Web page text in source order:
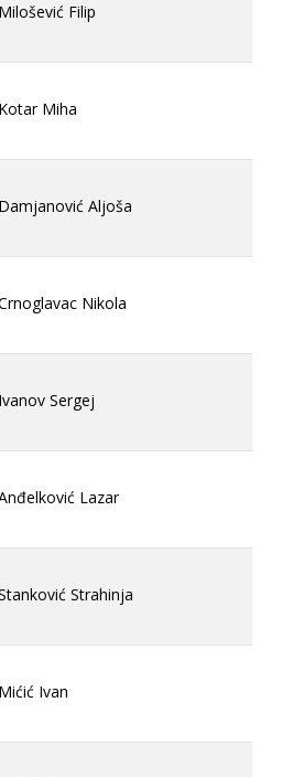
Milošević Filip
Kotar Miha
Damjanović Aljoša
Nikola
Ivanov Sergej
Lazar
Strahinja
Mićić Ivan